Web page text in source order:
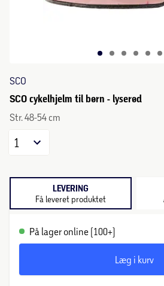
SCO
SCO cykelhjelm til børn - lyserød
Str. 48-54 cm
1
LEVERING
Få leveret produktet
På lager online (100+)
Læg i kurv